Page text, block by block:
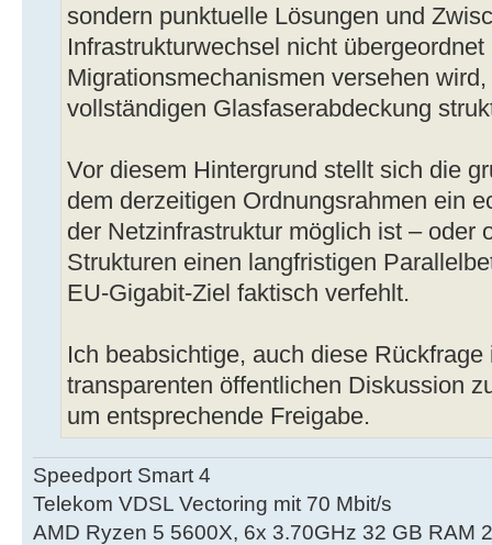
sondern punktuelle Lösungen und
Infrastrukturwechsel nicht
Migrationsmechanismen versehen
vollständigen Glasfaserabdeckung
Vor diesem Hintergrund stellt sich die
dem derzeitigen Ordnungsrahmen ein
der Netzinfrastruktur möglich ist – oder
Strukturen einen langfristigen
EU-Gigabit-Ziel faktisch verfehlt.
Ich beabsichtige, auch diese
transparenten öffentlichen Diskussion
um entsprechende Freigabe.
Speedport Smart 4
Telekom VDSL Vectoring mit 70 Mbit/s
AMD Ryzen 5 5600X, 6x 3.70GHz 32 GB RAM